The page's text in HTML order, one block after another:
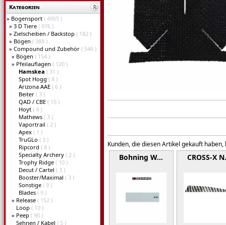
Kategorien
» Bogensport ( 4955 )
» 3 D Tiere ( 976 )
» Zielscheiben / Backstop ( 182 )
» Bögen ( 388 )
» Compound und Zubehör ( 546 )
» Bögen ( 154 )
» Pfeilauflagen ( 120 )
Hamskea ( 31 )
Spot Hogg ( 8 )
Arizona AAE ( 6 )
Beiter ( 3 )
QAD / CBE ( 15 )
Hoyt ( 4 )
Mathews ( 3 )
Vaportrail ( 2 )
Apex ( 1 )
TruGLo ( 3 )
Ripcord ( 8 )
Specialty Archery ( 2 )
Trophy Ridge ( 10 )
Decut / Cartel ( 3 )
Booster/Maximal ( 3 )
Sonstige ( 9 )
Blades ( 9 )
» Release ( 152 )
Loop ( 10 )
» Peep ( 90 )
Sehnen / Kabel ( 5 )
Kunden, die diesen Artikel gekauft haben,
Bohning W… CROSS-X